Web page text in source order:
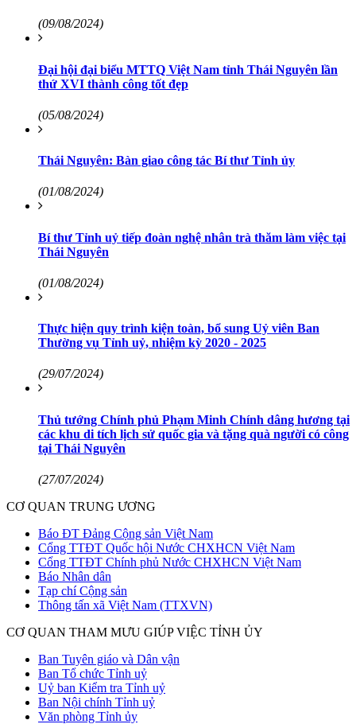
(09/08/2024)
Đại hội đại biểu MTTQ Việt Nam tỉnh Thái Nguyên lần
thứ XVI thành công tốt đẹp
(05/08/2024)
Thái Nguyên: Bàn giao công tác Bí thư Tỉnh ủy
(01/08/2024)
Bí thư Tỉnh uỷ tiếp đoàn nghệ nhân trà thăm làm việc tại
Thái Nguyên
(01/08/2024)
Thực hiện quy trình kiện toàn, bổ sung Uỷ viên Ban
Thường vụ Tỉnh uỷ, nhiệm kỳ 2020 - 2025
(29/07/2024)
Thủ tướng Chính phủ Phạm Minh Chính dâng hương tại
các khu di tích lịch sử quốc gia và tặng quà người có công
tại Thái Nguyên
(27/07/2024)
CƠ QUAN TRUNG ƯƠNG
Báo ĐT Đảng Cộng sản Việt Nam
Cổng TTĐT Quốc hội Nước CHXHCN Việt Nam
Cổng TTĐT Chính phủ Nước CHXHCN Việt Nam
Báo Nhân dân
Tạp chí Cộng sản
Thông tấn xã Việt Nam (TTXVN)
CƠ QUAN THAM MƯU GIÚP VIỆC TỈNH ỦY
Ban Tuyên giáo và Dân vận
Ban Tổ chức Tỉnh uỷ
Uỷ ban Kiểm tra Tỉnh uỷ
Ban Nội chính Tỉnh uỷ
Văn phòng Tỉnh ủy